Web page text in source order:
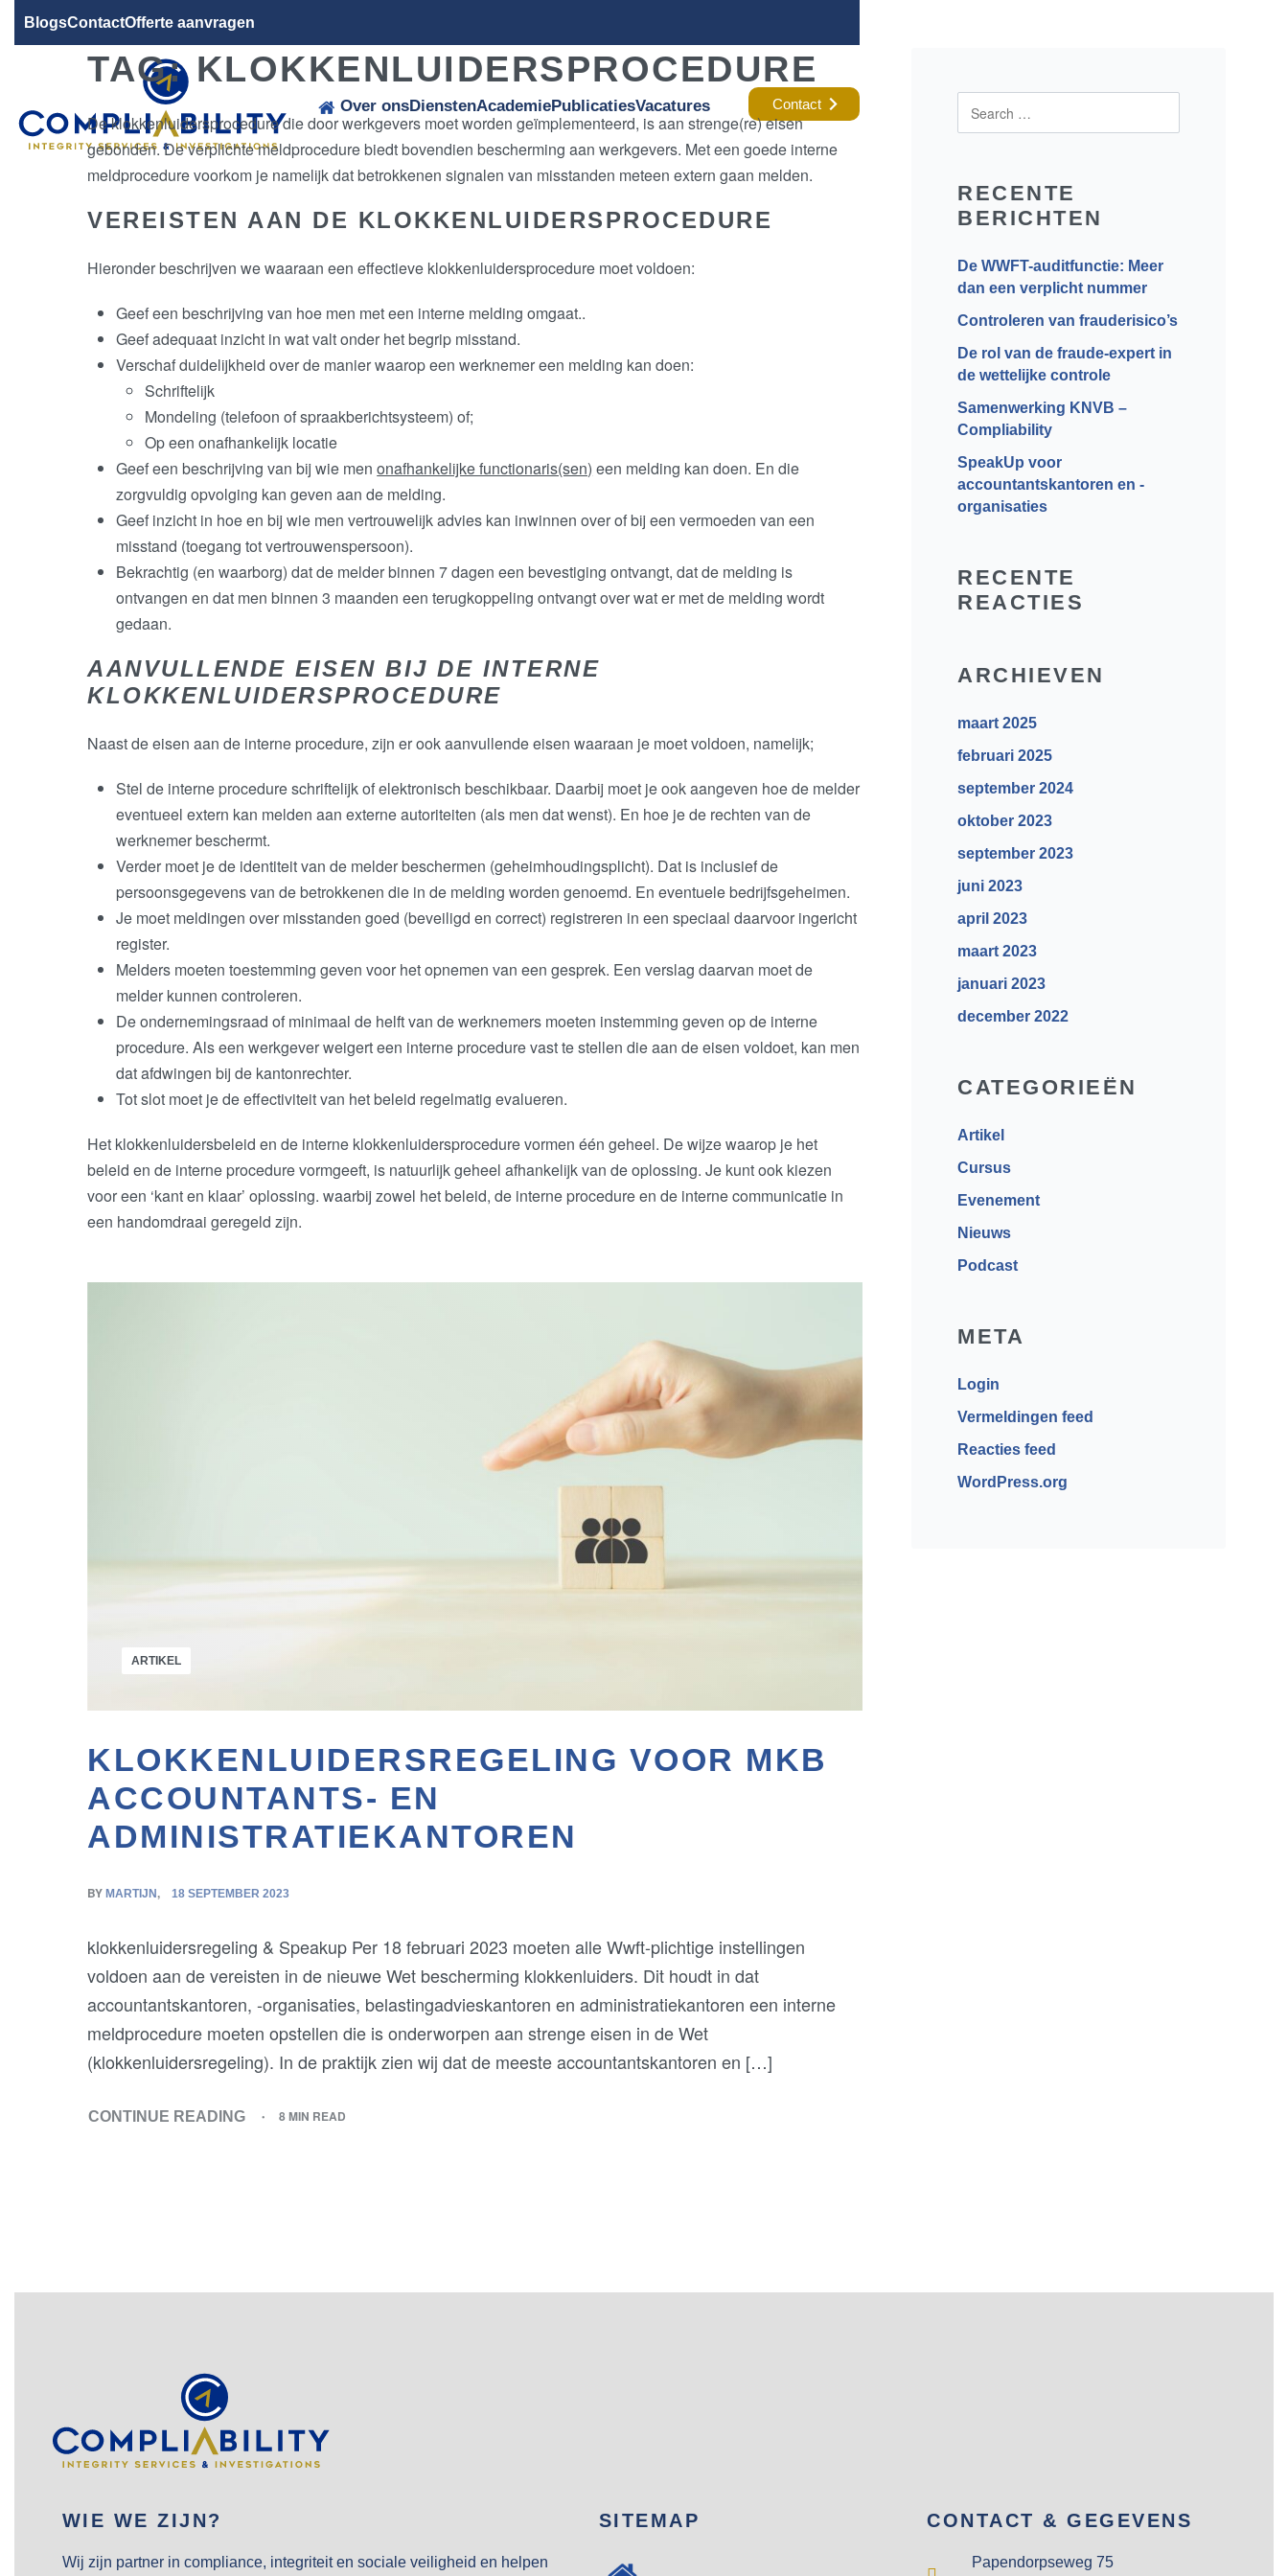
BlogsContactOfferte aanvragen
Over onsDienstenAcademiePublicatiesVacatures Contact
TAG: KLOKKENLUIDERSPROCEDURE
De klokkenluidersprocedure die door werkgevers moet worden geïmplementeerd, is aan strenge(re) eisen
gebonden. De verplichte meldprocedure biedt bovendien bescherming aan werkgevers. Met een goede interne
meldprocedure voorkom je namelijk dat betrokkenen signalen van misstanden meteen extern gaan melden.
VEREISTEN AAN DE KLOKKENLUIDERSPROCEDURE
Hieronder beschrijven we waaraan een effectieve klokkenluidersprocedure moet voldoen:
Geef een beschrijving van hoe men met een interne melding omgaat..
Geef adequaat inzicht in wat valt onder het begrip misstand.
Verschaf duidelijkheid over de manier waarop een werknemer een melding kan doen:
Schriftelijk
Mondeling (telefoon of spraakberichtsysteem) of;
Op een onafhankelijk locatie
Geef een beschrijving van bij wie menonafhankelijke functionaris(sen) een melding kan doen. En die
zorgvuldig opvolging kan geven aan de melding.
Geef inzicht in hoe en bij wie men vertrouwelijk advies kan inwinnen over of bij een vermoeden van een
misstand (toegang tot vertrouwenspersoon).
Bekrachtig (en waarborg) dat de melder binnen 7 dagen een bevestiging ontvangt, dat de melding is
ontvangen en dat men binnen 3 maanden een terugkoppeling ontvangt over wat er met de melding wordt
gedaan.
AANVULLENDE EISEN BIJ DE INTERNE
KLOKKENLUIDERSPROCEDURE
Naast de eisen aan de interne procedure, zijn er ook aanvullende eisen waaraan je moet voldoen, namelijk;
Stel de interne procedure schriftelijk of elektronisch beschikbaar. Daarbij moet je ook aangeven hoe de melder
eventueel extern kan melden aan externe autoriteiten (als men dat wenst). En hoe je de rechten van de
werknemer beschermt.
Verder moet je de identiteit van de melder beschermen (geheimhoudingsplicht). Dat is inclusief de
persoonsgegevens van de betrokkenen die in de melding worden genoemd. En eventuele bedrijfsgeheimen.
Je moet meldingen over misstanden goed (beveiligd en correct) registreren in een speciaal daarvoor ingericht
register.
Melders moeten toestemming geven voor het opnemen van een gesprek. Een verslag daarvan moet de
melder kunnen controleren.
De ondernemingsraad of minimaal de helft van de werknemers moeten instemming geven op de interne
procedure. Als een werkgever weigert een interne procedure vast te stellen die aan de eisen voldoet, kan men
dat afdwingen bij de kantonrechter.
Tot slot moet je de effectiviteit van het beleid regelmatig evalueren.
Het klokkenluidersbeleid en de interne klokkenluidersprocedure vormen één geheel. De wijze waarop je het
beleid en de interne procedure vormgeeft, is natuurlijk geheel afhankelijk van de oplossing. Je kunt ook kiezen
voor een ‘kant en klaar’ oplossing. waarbij zowel het beleid, de interne procedure en de interne communicatie in
een handomdraai geregeld zijn.
ARTIKEL
KLOKKENLUIDERSREGELING VOOR MKB
ACCOUNTANTS- EN
ADMINISTRATIEKANTOREN
BYMARTIJN 18 SEPTEMBER 2023
klokkenluidersregeling & Speakup Per 18 februari 2023 moeten alle Wwft-plichtige instellingen
voldoen aan de vereisten in de nieuwe Wet bescherming klokkenluiders. Dit houdt in dat
accountantskantoren, -organisaties, belastingadvieskantoren en administratiekantoren een interne
meldprocedure moeten opstellen die is onderworpen aan strenge eisen in de Wet
(klokkenluidersregeling). In de praktijk zien wij dat de meeste accountantskantoren en […]
CONTINUE READING 8 MIN READ
RECENTE
BERICHTEN
De WWFT-auditfunctie: Meer
dan een verplicht nummer
Controleren van frauderisico’s
De rol van de fraude-expert in
de wettelijke controle
Samenwerking KNVB –
Compliability
SpeakUp voor
accountantskantoren en -
organisaties
RECENTE
REACTIES
ARCHIEVEN
maart 2025
februari 2025
september 2024
oktober 2023
september 2023
juni 2023
april 2023
maart 2023
januari 2023
december 2022
CATEGORIEËN
Artikel
Cursus
Evenement
Nieuws
Podcast
META
Login
Vermeldingen feed
Reacties feed
WordPress.org
WIE WE ZIJN?
Wij zijn partner in compliance, integriteit en sociale veiligheid en helpen
SITEMAP CONTACT & GEGEVENS
Papendorpseweg 75